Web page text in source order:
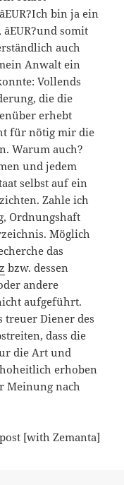
bin ja ein
âEUR?und somit
auch
Anwalt ein
Vollends
die die
erhebt
für nötig mir die
Warum auch?
und jedem
selbst auf ein
Zahle ich
Ordnungshaft
Möglich
das
bzw. dessen
andere
aufgeführt.
treuer Diener des
dass die
die Art und
erhoben
Meinung nach